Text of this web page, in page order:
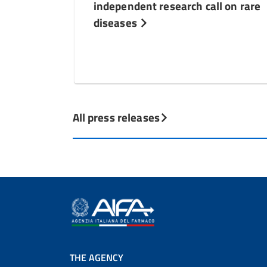
independent research call on rare
diseases
All press releases
THE AGENCY